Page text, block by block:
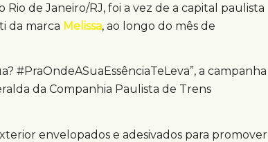
Rio de Janeiro/RJ, foi a vez de a capital paulista
da marca Melissa, ao longo do mês de
#PraOndeASuaEssênciaTeLeva”, a campanha
da Companhia Paulista de Trens
envelopados e adesivados para promover